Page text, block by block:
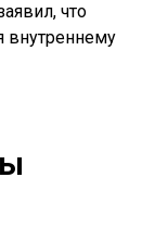
что
внутреннему